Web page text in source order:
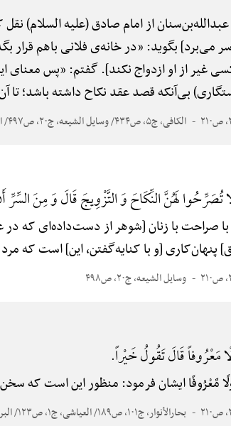
از امام صادق (علیه
بگوید: «در خانه‌ی فلانی باهم قرار
غیر از او ازدواج نکند]. گفتم: «پس معنای
بی‌آنکه قصد عقد نکاح داشته باشد؛
الکافی، ج۵، ص۴۳۴/ وسایل الشیعه، ج۲۰، ص۴۹۷/ العیاشی، ج۱، ص۱۲۲/ نورالثقلین/ البرهان/ مستدرک الوسایل، ج۱۴، ص۴۱۴
تُصَرِّحُوا لَهُنَّ النِّکَاحَ وَ التَّزْوِیجَ قَالَ وَ مِنَ
صراحت با زنان [شوهر از دست‌داده‌ای که در
[و با کنایه‌گفتن، این] است که
وسایل الشیعه، ج۲۰، ص۴۹۸
مَعْرُوفاً قَالَ تَقُولُ خَیْراً.
مَّعْرُوفًا ایشان فرمود: منظور این است که
بحارالأنوار، ج۱۰۱، ص۱۸۹/ العیاشی، ج۱، ص۱۲۳/ البرهان